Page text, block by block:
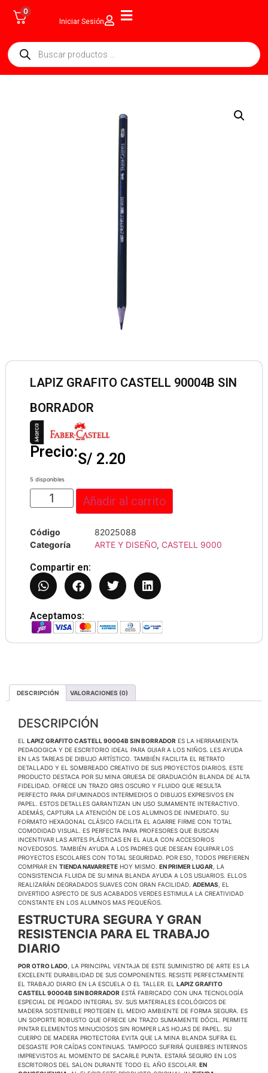
0
Iniciar Sesión
LAPIZ GRAFITO CASTELL 90004B SIN
BORRADOR
Precio:S/ 2.20
5 disponibles
Añadir al carrito
Código
82025088
Categoría
ARTE Y DISEÑO, CASTELL 9000
Compartir en:
Aceptamos:
DESCRIPCIÓN VALORACIONES (0)
DESCRIPCIÓN
EL LAPIZ GRAFITO CASTELL 90004B SIN BORRADOR ES LA HERRAMIENTA
PEDAGOGICA Y DE ESCRITORIO IDEAL PARA GUIAR A LOS NIÑOS. LES AYUDA
EN LAS TAREAS DE DIBUJO ARTÍSTICO. TAMBIÉN FACILITA EL RETRATO
DETALLADO Y EL SOMBREADO CREATIVO DE SUS PROYECTOS DIARIOS. ESTE
PRODUCTO DESTACA POR SU MINA GRUESA DE GRADUACIÓN BLANDA DE ALTA
FIDELIDAD. OFRECE UN TRAZO GRIS OSCURO Y FLUIDO QUE RESULTA
PERFECTO PARA DIFUMINADOS INTERMEDIOS O DIBUJOS EXPRESIVOS EN
PAPEL. ESTOS DETALLES GARANTIZAN UN USO SUMAMENTE INTERACTIVO.
ADEMÁS, CAPTURA LA ATENCIÓN DE LOS ALUMNOS DE INMEDIATO. SU
FORMATO HEXAGONAL CLÁSICO FACILITA EL AGARRE FIRME CON TOTAL
COMODIDAD VISUAL. ES PERFECTA PARA PROFESORES QUE BUSCAN
INCENTIVAR LAS ARTES PLÁSTICAS EN EL AULA CON ACCESORIOS
NOVEDOSOS. TAMBIÉN AYUDA A LOS PADRES QUE DESEAN EQUIPAR LOS
PROYECTOS ESCOLARES CON TOTAL SEGURIDAD. POR ESO, TODOS PREFIEREN
COMPRAR EN TIENDA NAVARRETE HOY MISMO. EN PRIMER LUGAR , LA
CONSISTENCIA FLUIDA DE SU MINA BLANDA AYUDA A LOS USUARIOS. ELLOS
REALIZARÁN DEGRADADOS SUAVES CON GRAN FACILIDAD. ADEMAS , EL
DIVERTIDO ASPECTO DE SUS ACABADOS VERDES ESTIMULA LA CREATIVIDAD
CONSTANTE EN LOS ALUMNOS MAS PEQUEÑOS.
ESTRUCTURA SEGURA Y GRAN
RESISTENCIA PARA EL TRABAJO
DIARIO
POR OTRO LADO , LA PRINCIPAL VENTAJA DE ESTE SUMINISTRO DE ARTE ES LA
EXCELENTE DURABILIDAD DE SUS COMPONENTES. RESISTE PERFECTAMENTE
EL TRABAJO DIARIO EN LA ESCUELA O EL TALLER. EL LAPIZ GRAFITO
CASTELL 90004B SIN BORRADOR ESTÁ FABRICADO CON UNA TECNOLOGÍA
ESPECIAL DE PEGADO INTEGRAL SV. SUS MATERIALES ECOLÓGICOS DE
MADERA SOSTENIBLE PROTEGEN EL MEDIO AMBIENTE DE FORMA SEGURA. ES
UN SOPORTE ROBUSTO QUE OFRECE UN TRAZO SUMAMENTE DÓCIL. PERMITE
PINTAR ELEMENTOS MINUCIOSOS SIN ROMPER LAS HOJAS DE PAPEL. SU
CUERPO DE MADERA PROTECTORA EVITA QUE LA MINA BLANDA SUFRA EL
DESGASTE POR CAÍDAS CONTINUAS. TAMPOCO SUFRIRÁ QUIEBRES INTERNOS
IMPREVISTOS AL MOMENTO DE SACARLE PUNTA. ESTARÁ SEGURO EN LOS
ESCRITORIOS DEL SALON DURANTE TODO EL AÑO ESCOLAR. EN